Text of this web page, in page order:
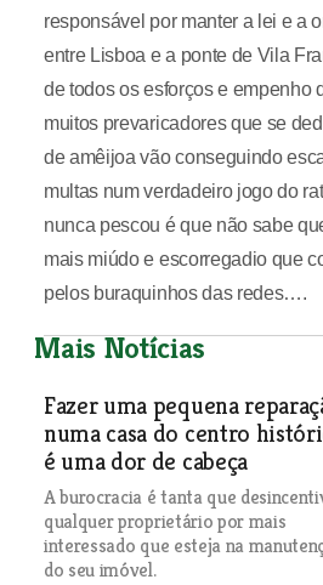
responsável por manter a lei e a
entre Lisboa e a ponte de Vila
de todos os esforços e empenho
muitos prevaricadores que se
de amêijoa vão conseguindo
multas num verdadeiro jogo do
nunca pescou é que não sabe
mais miúdo e escorregadio que
pelos buraquinhos das redes….
Mais Notícias
Fazer uma pequena
numa casa do centro
é uma dor de cabeça
A burocracia é tanta que
qualquer proprietário por mais
interessado que esteja na
do seu imóvel.